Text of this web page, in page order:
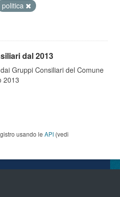
politica
dal 2013
Gruppi Consiliari del Comune
2013
usando le API (vedi